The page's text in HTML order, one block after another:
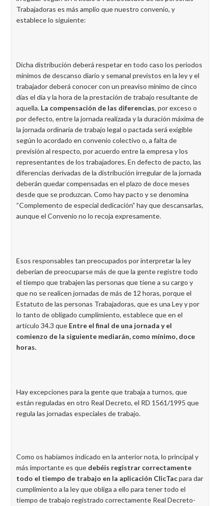
Trabajadoras es más amplio que nuestro convenio, y
establece lo siguiente:
Dicha distribución deberá respetar en todo caso los periodos
mínimos de descanso diario y semanal previstos en la ley y el
trabajador deberá conocer con un preaviso mínimo de cinco
días el día y la hora de la prestación de trabajo resultante de
aquella. La compensación de las diferencias, por exceso o
por defecto, entre la jornada realizada y la duración máxima de
la jornada ordinaria de trabajo legal o pactada será exigible
según lo acordado en convenio colectivo o, a falta de
previsión al respecto, por acuerdo entre la empresa y los
representantes de los trabajadores. En defecto de pacto, las
diferencias derivadas de la distribución irregular de la jornada
deberán quedar compensadas en el plazo de doce meses
desde que se produzcan. Como hay pacto y se denomina
“Complemento de especial dedicación” hay que descansarlas,
aunque el Convenio no lo recoja expresamente.
Esos responsables tan preocupados por interpretar la ley
deberían de preocuparse más de que la gente registre todo
el tiempo que trabajen las personas que tiene a su cargo y
que no se realicen jornadas de más de 12 horas, porque el
Estatuto de las personas Trabajadoras, que es una Ley y por
lo tanto de obligado cumplimiento, establece que en el
artículo 34.3 que Entre el final de una jornada y el
comienzo de la siguiente mediarán, como mínimo, doce
horas.
Hay excepciones para la gente que trabaja a turnos, que
están reguladas en otro Real Decreto, el RD 1561/1995 que
regula las jornadas especiales de trabajo.
Como os habíamos indicado en la anterior nota, lo principal y
más importante es que debéis registrar correctamente
todo el tiempo de trabajo en la aplicación ClicTacpara dar
cumplimiento a la ley que obliga a ello para tener todo el
tiempo de trabajo registrado correctamente Real Decreto-